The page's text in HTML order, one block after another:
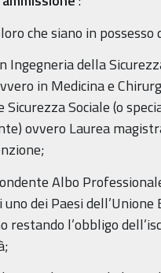
che siano in
Ingegneria della
in Medicina e
Sicurezza Sociale (o
ovvero Laurea
Albo
dei Paesi dell’Unione
restando l’obbligo